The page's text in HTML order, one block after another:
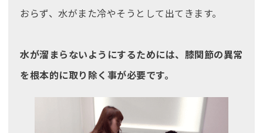
おらず、水がまた冷やそうとして出てきます。
水が溜まらないようにするためには、膝関節の異常
を根本的に取り除く事が必要です。